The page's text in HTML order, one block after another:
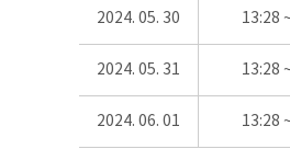
2024. 05. 30 13:28
2024. 05. 31 13:28
2024. 06. 01 13:28